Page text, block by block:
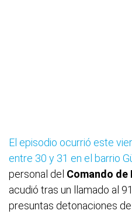
El episodio ocurrió este
entre 30 y 31 en el barrio
personal del Comando
acudió tras un llamado al
presuntas detonaciones